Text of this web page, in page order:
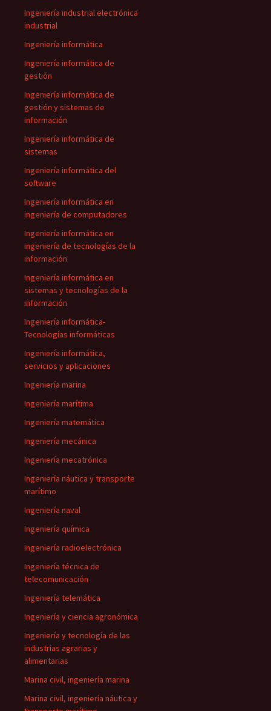
Ingeniería industrial electrónica
industrial
Ingeniería informática
Ingeniería informática de
gestión
Ingeniería informática de
gestión y sistemas de
información
Ingeniería informática de
sistemas
Ingeniería informática del
software
Ingeniería informática en
ingeniería de computadores
Ingeniería informática en
ingeniería de tecnologías de la
información
Ingeniería informática en
sistemas y tecnologías de la
información
Ingeniería informática-
Tecnologías informáticas
Ingeniería informática,
servicios y aplicaciones
Ingeniería marina
Ingeniería marítima
Ingeniería matemática
Ingeniería mecánica
Ingeniería mecatrónica
Ingeniería náutica y transporte
marítimo
Ingeniería naval
Ingeniería química
Ingeniería radioelectrónica
Ingeniería técnica de
telecomunicación
Ingeniería telemática
Ingeniería y ciencia agronómica
Ingeniería y tecnología de las
industrias agrarias y
alimentarias
Marina civil, ingeniería marina
Marina civil, ingeniería náutica y